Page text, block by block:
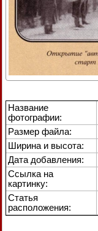
Название
фотографии:
Размер файла:
Ширина и высота:
Дата добавления:
Ссылка на
картинку:
Статья
расположения: